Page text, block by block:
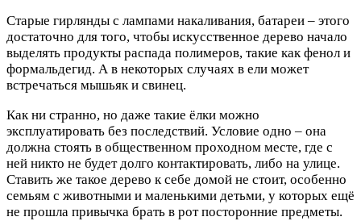
Старые гирлянды с лампами накаливания, батареи – этого
достаточно для того, чтобы искусственное дерево начало
выделять продукты распада полимеров, такие как фенол и
формальдегид. А в некоторых случаях в ели может
встречаться мышьяк и свинец.
Как ни странно, но даже такие ёлки можно
эксплуатировать без последствий. Условие одно – она
должна стоять в общественном проходном месте, где с
ней никто не будет долго контактировать, либо на улице.
Ставить же такое дерево к себе домой не стоит, особенно
семьям с животными и маленькими детьми, у которых ещё
не прошла привычка брать в рот посторонние предметы.